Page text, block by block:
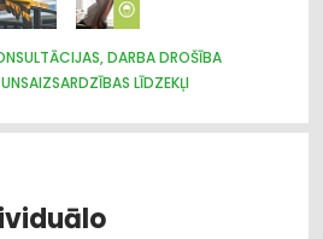
DARBA DROŠĪBA
LĪDZEKĻI